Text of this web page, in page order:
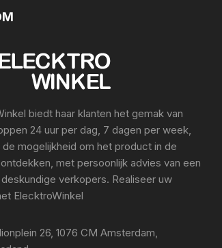
biedt haar klanten het gemak van
24 uur per dag, 7 dagen per week,
de mogelijkheid om het product in de
met persoonlijk advies van een
verkopers. Realiseer uw
ElecktroWinkel
26, 1076 CM Amsterdam,